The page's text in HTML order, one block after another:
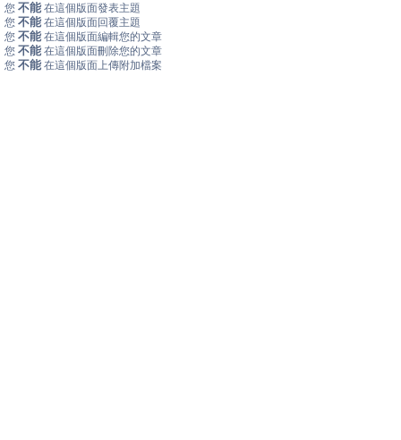
您 不能 在這個版面發表主題
您 不能 在這個版面回覆主題
您 不能 在這個版面編輯您的文章
您 不能 在這個版面刪除您的文章
您 不能 在這個版面上傳附加檔案